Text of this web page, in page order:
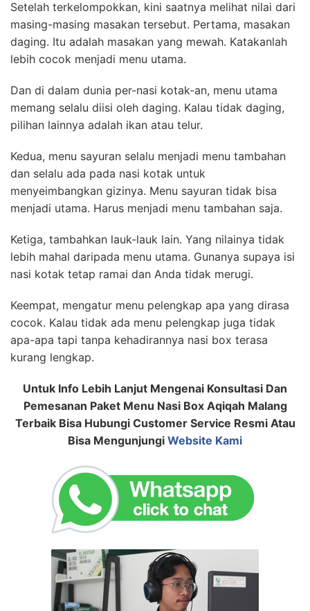
Setelah terkelompokkan, kini saatnya melihat nilai dari
masing-masing masakan tersebut. Pertama, masakan
daging. Itu adalah masakan yang mewah. Katakanlah
lebih cocok menjadi menu utama.
Dan di dalam dunia per-nasi kotak-an, menu utama
memang selalu diisi oleh daging. Kalau tidak daging,
pilihan lainnya adalah ikan atau telur.
Kedua, menu sayuran selalu menjadi menu tambahan
dan selalu ada pada nasi kotak untuk
menyeimbangkan gizinya. Menu sayuran tidak bisa
menjadi utama. Harus menjadi menu tambahan saja.
Ketiga, tambahkan lauk-lauk lain. Yang nilainya tidak
lebih mahal daripada menu utama. Gunanya supaya isi
nasi kotak tetap ramai dan Anda tidak merugi.
Keempat, mengatur menu pelengkap apa yang dirasa
cocok. Kalau tidak ada menu pelengkap juga tidak
apa-apa tapi tanpa kehadirannya nasi box terasa
kurang lengkap.
Untuk Info Lebih Lanjut Mengenai Konsultasi Dan
Pemesanan Paket Menu Nasi Box Aqiqah Malang
Terbaik Bisa Hubungi Customer Service Resmi Atau
Bisa Mengunjungi Website Kami